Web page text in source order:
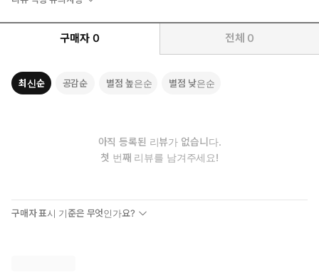
구매자 0 전체 0
최신순 공감순 별점 높은순 별점 낮은순
아직 등록된 리뷰가 없습니다.
첫 번째 리뷰를 남겨주세요!
구매자 표시 기준은 무엇인가요?